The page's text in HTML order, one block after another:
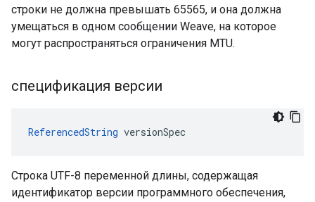
строки не должна превышать 65565, и она должна
умещаться в одном сообщении Weave, на которое
могут распространяться ограничения MTU.
спецификация версии
ReferencedString versionSpec
Строка UTF-8 переменной длины, содержащая
идентификатор версии программного обеспечения,